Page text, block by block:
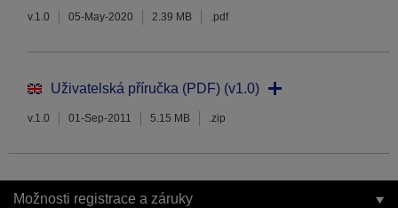
v.1.0 05-May-2020 2.39 MB .pdf
Uživatelská příručka (PDF) (v1.0)
v.1.0 01-Sep-2011 5.15 MB .zip
Možnosti registrace a záruky